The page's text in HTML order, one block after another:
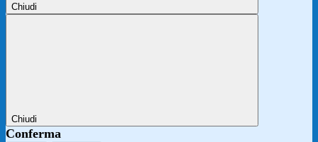
Chiudi
Chiudi
Conferma